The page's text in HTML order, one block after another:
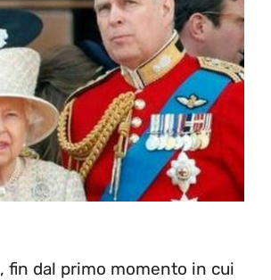
, fin dal primo momento in cui